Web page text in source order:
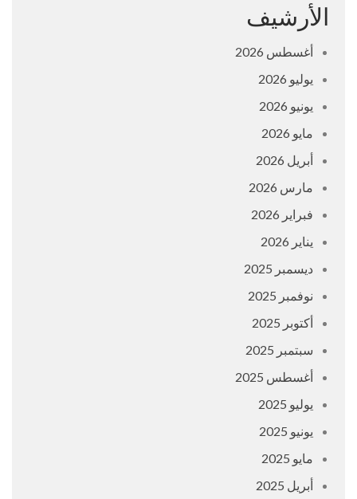
الأرشيف
أغسطس 2026
يوليو 2026
يونيو 2026
مايو 2026
أبريل 2026
مارس 2026
فبراير 2026
يناير 2026
ديسمبر 2025
نوفمبر 2025
أكتوبر 2025
سبتمبر 2025
أغسطس 2025
يوليو 2025
يونيو 2025
مايو 2025
أبريل 2025